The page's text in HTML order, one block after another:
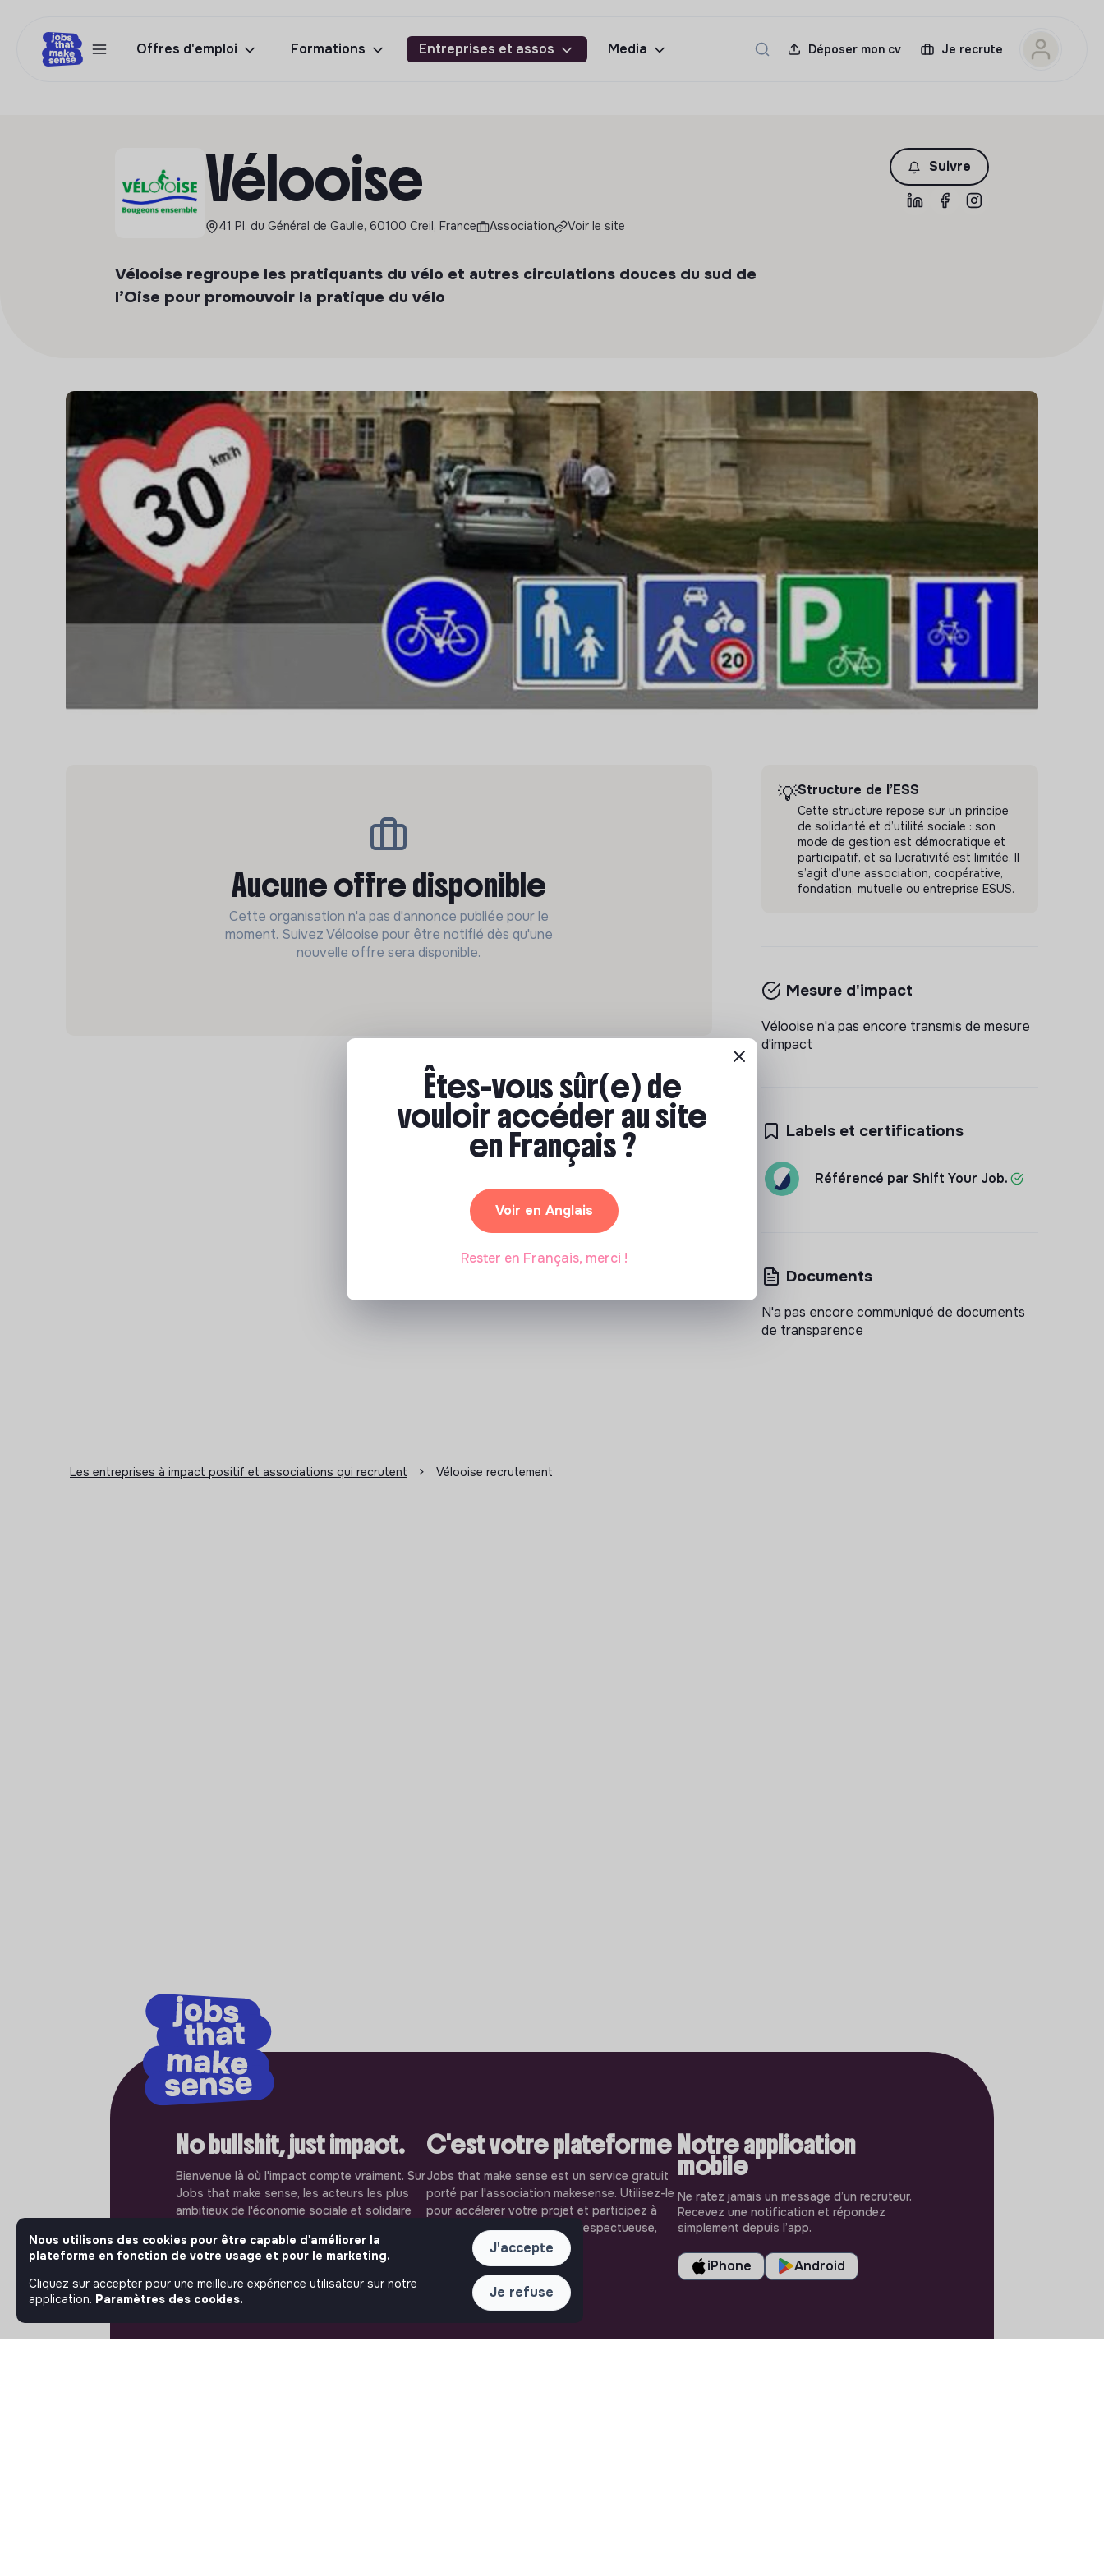
Offres d'emploi Formations Entreprises et assos Media Déposer mon cv Je recrute
Vélooise
41 Pl. du Général de Gaulle, 60100 Creil, France Association Voir le site
Suivre
Vélooise regroupe les pratiquants du vélo et autres circulations douces du sud de
l’Oise pour promouvoir la pratique du vélo
Aucune offre disponible
Cette organisation n'a pas d'annonce publiée pour le
moment. Suivez Vélooise pour être notifié dès qu'une
nouvelle offre sera disponible.
💡Structure de l’ESS
Cette structure repose sur un principe
de solidarité et d’utilité sociale : son
mode de gestion est démocratique et
participatif, et sa lucrativité est limitée. Il
s’agit d’une association, coopérative,
fondation, mutuelle ou entreprise ESUS.
Mesure d'impact
Vélooise n'a pas encore transmis de mesure
d'impact
Labels et certifications
Référencé par Shift Your Job.
Documents
N'a pas encore communiqué de documents
de transparence
Les entreprises à impact positif et associations qui recrutent > Vélooise recrutement
No bullshit, just impact.
Bienvenue là où l'impact compte vraiment. Sur
Jobs that make sense, les acteurs les plus
ambitieux de l'économie sociale et solidaire
et passez à l'action.
C'est votre plateforme
Jobs that make sense est un service gratuit
porté par l'association makesense. Utilisez-le
pour accélerer votre projet et participez à
construire une société plus respectueuse,
inclusive et durable.
Notre application
mobile
Ne ratez jamais un message d’un recruteur.
Recevez une notification et répondez
simplement depuis l’app.
iPhone Android
Êtes-vous sûr(e) de
vouloir accéder au site
en Français ?
Voir en Anglais
Rester en Français, merci !
Nous utilisons des cookies pour être capable d'améliorer la
plateforme en fonction de votre usage et pour le marketing.
Cliquez sur accepter pour une meilleure expérience utilisateur sur notre
application. Paramètres des cookies.
J'accepte
Je refuse